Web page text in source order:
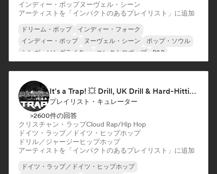
インディー・ポップヌーヴェル・シーン
アーティストを「インパクトのあるプレイリスト」に追加
ドリーム・ポップ
インディー・フォーク
インディー・ポップ
ヌーヴェル・シーン
ポップ・ソウル
シンガーソングライター
エレクトロポップ R&B
It's a Trap! 💥 Drill, UK Drill & Hard-Hitting Trap
プレイリスト・キュレーター
>2600件の回答
クリスチャン・ラップCloud Rap/Hip Hop
ドイツ・ラップ／ドイツ・ヒップホップ
ドリル／ジャージーヒップホップ
アーティストを「インパクトのあるプレイリスト」に追加
ドイツ・ラップ／ドイツ・ヒップホップ